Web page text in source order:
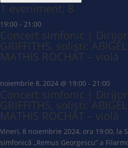
1 eveniment, 8
19:00 - 21:00
Concert simfonic |
GRIFFITHS, soliști:
MATHIS ROCHAT – violă
noiembrie 8, 2024 @ 19:00 - 21:00
Concert simfonic |
GRIFFITHS, soliști:
MATHIS ROCHAT – violă
Vineri, 8 noiembrie 2024, ora 19:00, la
simfonică „Remus Georgescu” a